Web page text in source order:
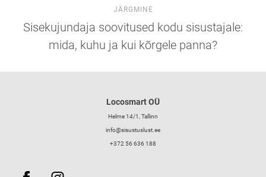
JÄRGMINE
Sisekujundaja soovitused kodu sisustajale:
mida, kuhu ja kui kõrgele panna?
Locosmart OÜ
Helme 14/1, Tallinn
info@sisustuslust.ee
+372 56 636 188